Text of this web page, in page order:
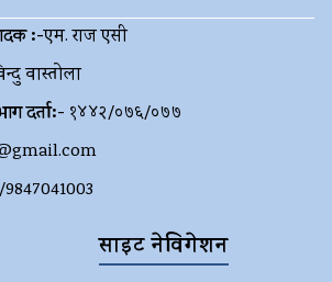
:-एम. राज एसी
वास्तोला
दर्ता:- १४४२/०७६/०७७
साइट नेविगेशन